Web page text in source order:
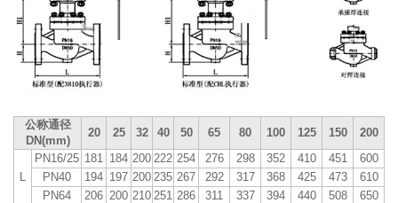
公称通径
DN(mm)
20 25 32 40 50 65 80 100 125 150 200
L
PN16/25 181 184 200 222 254 276 298 352 410 451
600
PN40
194 197 200 235 267 292 317 368 425 473
610
PN64
206 200 210 251 286 311 337 394 440 508 650